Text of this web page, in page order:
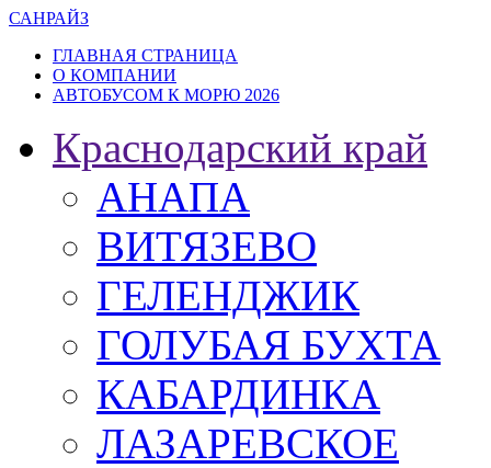
САНРАЙЗ
ГЛАВНАЯ СТРАНИЦА
О КОМПАНИИ
АВТОБУСОМ К МОРЮ 2026
Краснодарский край
АНАПА
ВИТЯЗЕВО
ГЕЛЕНДЖИК
ГОЛУБАЯ БУХТА
КАБАРДИНКА
ЛАЗАРЕВСКОЕ